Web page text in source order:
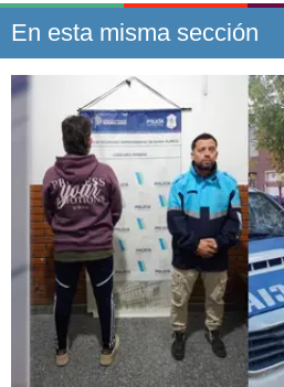
En esta misma sección